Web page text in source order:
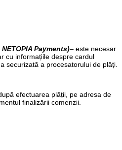
Payments)– este necesar
cu informațiile despre cardul
securizată a procesatorului de plăți.
efectuarea plății, pe adresa de
finalizării comenzii.